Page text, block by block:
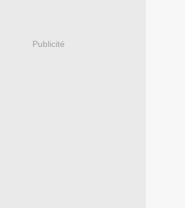
Publicité